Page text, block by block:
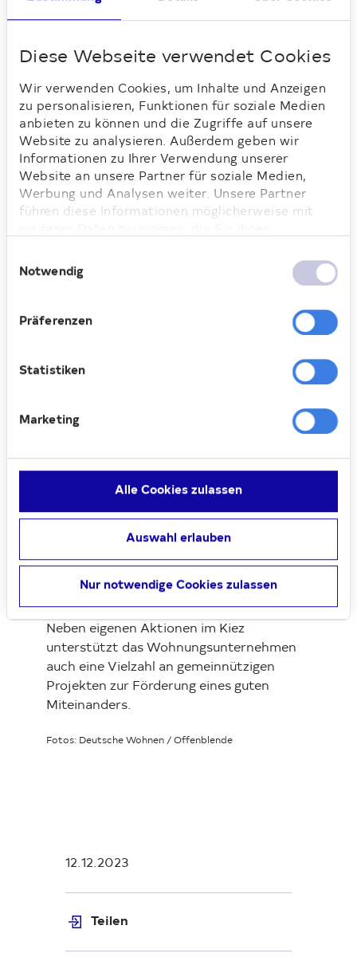
Diese Webseite verwendet Cookies
Wir verwenden Cookies, um Inhalte und Anzeigen
zu personalisieren, Funktionen für soziale Medien
anbieten zu können und die Zugriffe auf unsere
Website zu analysieren. Außerdem geben wir
Informationen zu Ihrer Verwendung unserer
Website an unsere Partner für soziale Medien,
Werbung und Analysen weiter. Unsere Partner
führen diese Informationen möglicherweise mit
Nutzung der Dienste gesammelt haben. Weitere
Informationen dazu finden Sie hier.
Notwendig
Präferenzen
Statistiken
Marketing
Alle Cookies zulassen
Auswahl erlauben
Nur notwendige Cookies zulassen
strahlte nicht nur hier, sondern - zeitgleich
Standorten in Reinickendorf am
9.
Die Geschichte des Sankt
Nikolaus
Der Nikolaus selbst ist eine der ältesten
Weihnachtsfiguren und trägt in
unterschiedlichen Teilen der Welt eine
Eines Abends wurde er Zeuge des Leids
seine Töchter aufgrund fehlenden Geldes
fortzuschicken. Überwältigt von Mitgefühl
helfen. Er füllte einen Sack mit
das Fenster der bedürftigen Familie, die
nun glücklich vereint bleiben konnte. Diese
Legende.
unendlichen Großzügigkeit Geschenke an
die Lieben und Artigen, von denen es am
Aktionstag einige gab.
Die Deutsche Wohnen setzt sich für die
Förderung einer guten Nachbarschaft ein.
Neben eigenen Aktionen im Kiez
unterstützt das Wohnungsunternehmen
auch eine Vielzahl an gemeinnützigen
Projekten zur Förderung eines guten
Miteinanders.
Fotos: Deutsche Wohnen / Offenblende
12.12.2023
Teilen